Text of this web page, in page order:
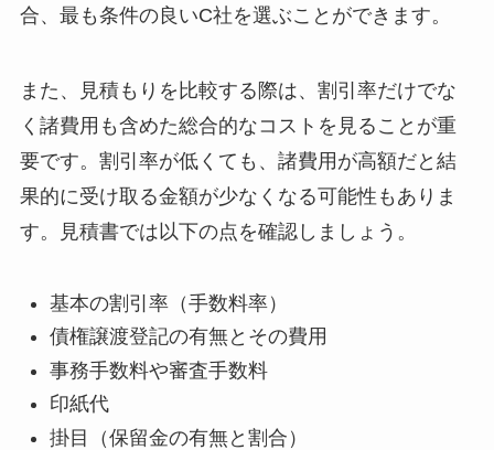
合、最も条件の良いC社を選ぶことができます。
また、見積もりを比較する際は、割引率だけでな
く諸費用も含めた総合的なコストを見ることが重
要です。割引率が低くても、諸費用が高額だと結
果的に受け取る金額が少なくなる可能性もありま
す。見積書では以下の点を確認しましょう。
基本の割引率（手数料率）
債権譲渡登記の有無とその費用
事務手数料や審査手数料
印紙代
掛目（保留金の有無と割合）